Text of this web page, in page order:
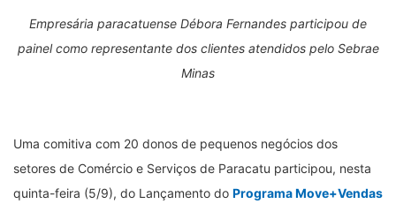
Empresária paracatuense Débora Fernandes participou de
painel como representante dos clientes atendidos pelo Sebrae
Minas
Uma comitiva com 20 donos de pequenos negócios dos
setores de Comércio e Serviços de Paracatu participou, nesta
quinta-feira (5/9), do Lançamento do Programa Move+Vendas